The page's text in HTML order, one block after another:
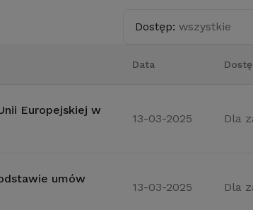
Dostęp: wszystkie
Data
Europejskiej w
13-03-2025 Dla
umów
13-03-2025 Dla